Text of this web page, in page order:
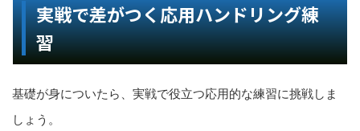
実戦で差がつく応用ハンドリング練
習
基礎が身についたら、実戦で役立つ応用的な練習に挑戦しま
しょう。